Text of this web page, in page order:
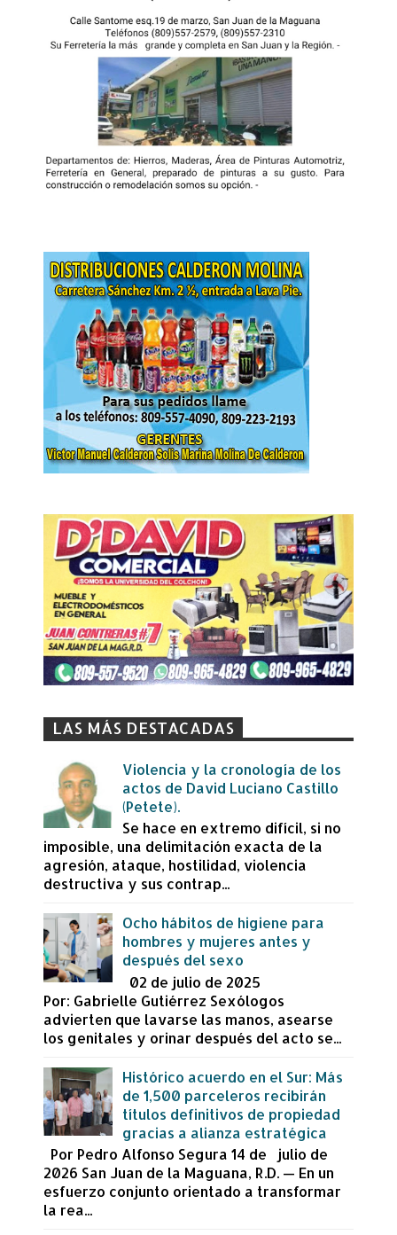
LAS MÁS DESTACADAS
Violencia y la cronología de los
actos de David Luciano Castillo
(Petete).
Se hace en extremo difícil, si no
imposible, una delimitación exacta de la
agresión, ataque, hostilidad, violencia
destructiva y sus contrap...
Ocho hábitos de higiene para
hombres y mujeres antes y
después del sexo
02 de julio de 2025
Por: Gabrielle Gutiérrez Sexólogos
advierten que lavarse las manos, asearse
los genitales y orinar después del acto se...
Histórico acuerdo en el Sur: Más
de 1,500 parceleros recibirán
títulos definitivos de propiedad
gracias a alianza estratégica
Por Pedro Alfonso Segura 14 de julio de
2026 San Juan de la Maguana, R.D. — En un
esfuerzo conjunto orientado a transformar
la rea...